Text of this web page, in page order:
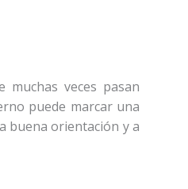
veces pasan
puede marcar una
buena orientación y a